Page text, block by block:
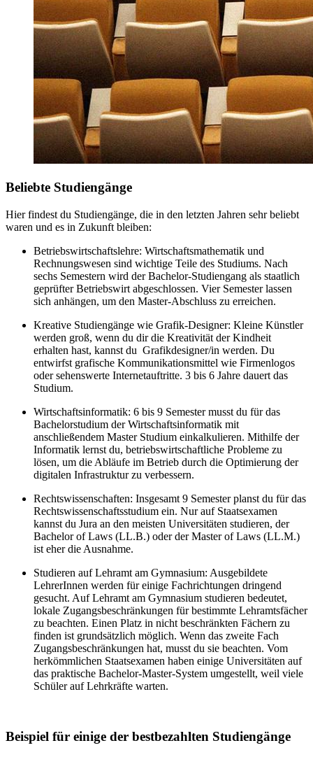
Beliebte Studiengänge
Hier findest du Studiengänge, die in den letzten Jahren sehr beliebt
waren und es in Zukunft bleiben:
Betriebswirtschaftslehre: Wirtschaftsmathematik und
Rechnungswesen sind wichtige Teile des Studiums. Nach
sechs Semestern wird der Bachelor-Studiengang als staatlich
geprüfter Betriebswirt abgeschlossen. Vier Semester lassen
sich anhängen, um den Master-Abschluss zu erreichen.
Kreative Studiengänge wie Grafik-Designer: Kleine Künstler
werden groß, wenn du dir die Kreativität der Kindheit
erhalten hast, kannst du Grafikdesigner/in werden. Du
entwirfst grafische Kommunikationsmittel wie Firmenlogos
oder sehenswerte Internetauftritte. 3 bis 6 Jahre dauert das
Studium.
Wirtschaftsinformatik: 6 bis 9 Semester musst du für das
Bachelorstudium der Wirtschaftsinformatik mit
anschließendem Master Studium einkalkulieren. Mithilfe der
Informatik lernst du, betriebswirtschaftliche Probleme zu
lösen, um die Abläufe im Betrieb durch die Optimierung der
digitalen Infrastruktur zu verbessern.
Rechtswissenschaften: Insgesamt 9 Semester planst du für das
Rechtswissenschaftsstudium ein. Nur auf Staatsexamen
kannst du Jura an den meisten Universitäten studieren, der
Bachelor of Laws (LL.B.) oder der Master of Laws (LL.M.)
ist eher die Ausnahme.
Studieren aufLehramt am Gymnasium: Ausgebildete
LehrerInnen werden für einige Fachrichtungen dringend
gesucht. Auf Lehramt am Gymnasium studieren bedeutet,
lokale Zugangsbeschränkungen für bestimmte Lehramtsfächer
zu beachten. Einen Platz in nicht beschränkten Fächern zu
finden ist grundsätzlich möglich. Wenn das zweite Fach
Zugangsbeschränkungen hat, musst du sie beachten. Vom
herkömmlichen Staatsexamen haben einige Universitäten auf
das praktische Bachelor-Master-System umgestellt, weil viele
Schüler auf Lehrkräfte warten.
Beispiel für einige der bestbezahlten Studiengänge